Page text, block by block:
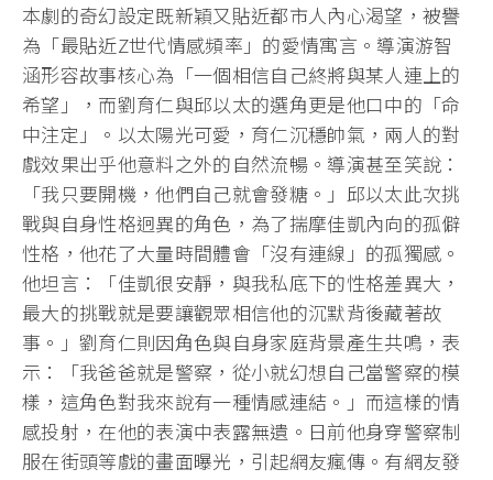
本劇的奇幻設定既新穎又貼近都市人內心渴望，被譽
為「最貼近Z世代情感頻率」的愛情寓言。導演游智
涵形容故事核心為「一個相信自己終將與某人連上的
希望」，而劉育仁與邱以太的選角更是他口中的「命
中注定」。以太陽光可愛，育仁沉穩帥氣，兩人的對
戲效果出乎他意料之外的自然流暢。導演甚至笑說：
「我只要開機，他們自己就會發糖。」邱以太此次挑
戰與自身性格迥異的角色，為了揣摩佳凱內向的孤僻
性格，他花了大量時間體會「沒有連線」的孤獨感。
他坦言：「佳凱很安靜，與我私底下的性格差異大，
最大的挑戰就是要讓觀眾相信他的沉默背後藏著故
事。」劉育仁則因角色與自身家庭背景產生共鳴，表
示：「我爸爸就是警察，從小就幻想自己當警察的模
樣，這角色對我來說有一種情感連結。」而這樣的情
感投射，在他的表演中表露無遺。日前他身穿警察制
服在街頭等戲的畫面曝光，引起網友瘋傳。有網友發